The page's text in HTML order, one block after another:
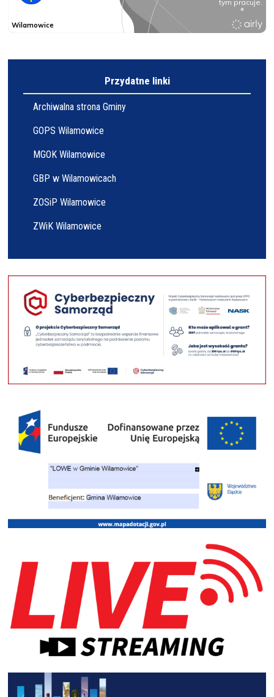
Przydatne linki
Archiwalna strona Gminy
GOPS Wilamowice
MGOK Wilamowice
GBP w Wilamowicach
ZOSiP Wilamowice
ZWiK Wilamowice